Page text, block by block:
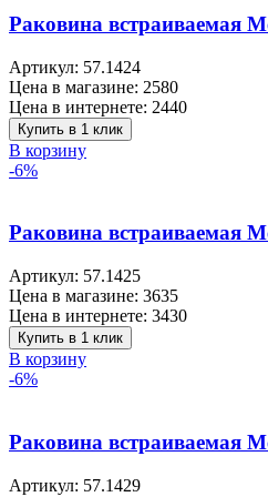
Раковина встраиваемая
Артикул: 57.1424
Цена в магазине: 2580
Цена в интернете: 2440
Купить в 1 клик
В корзину
-6%
Раковина встраиваемая
Артикул: 57.1425
Цена в магазине: 3635
Цена в интернете: 3430
Купить в 1 клик
В корзину
-6%
Раковина встраиваемая
Артикул: 57.1429